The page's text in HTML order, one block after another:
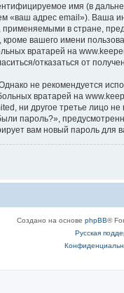
имя (в
«ваш адрес email»). Ваша
в стране,
вашего имени
вратарей на
отказаться от
не рекомендуется
вратарей на
ни другое третье лицо
пароль?»,
вам новый пароль для
Создано на основе phpBB®
Русская